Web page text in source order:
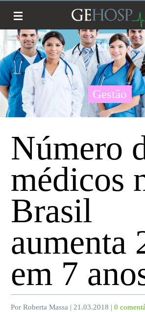
Gestão
Número
médicos
Brasil
aumenta
em 7
Por Roberta Massa | 21.03.2018 |0